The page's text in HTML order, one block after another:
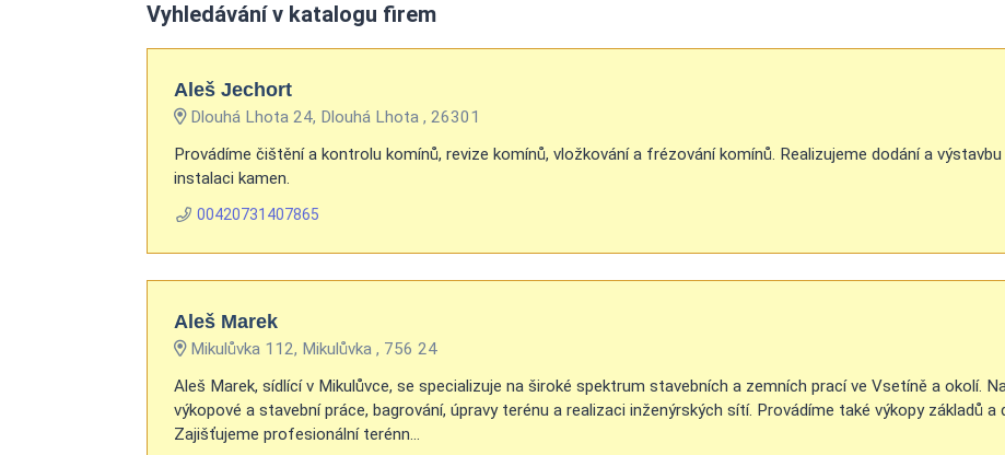
Vyhledávání v katalogu firem
Aleš Jechort
Dlouhá Lhota 24, Dlouhá Lhota , 26301
Provádíme čištění a kontrolu komínů, revize komínů, vložkování a frézování komínů. Realizujeme dodání a
instalaci kamen.
00420731407865
Aleš Marek
Mikulůvka 112, Mikulůvka , 756 24
Aleš Marek, sídlící v Mikulůvce, se specializuje na široké spektrum stavebních a zemních prací ve Vsetíně a okolí.
výkopové a stavební práce, bagrování, úpravy terénu a realizaci inženýrských sítí. Provádíme také výkopy základů a
Zajišťujeme profesionální terénn...